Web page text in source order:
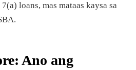
loans, mas mataas kaysa sa
Ano ang